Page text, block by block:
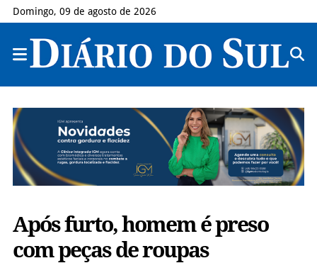
Domingo, 09 de agosto de 2026
Após furto, homem é preso
com peças de roupas